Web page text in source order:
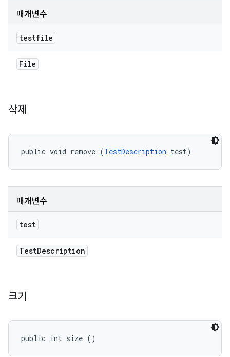
매개변수
testfile
File
삭제
public void remove (TestDescription test)
매개변수
test
TestDescription
크기
public int size ()